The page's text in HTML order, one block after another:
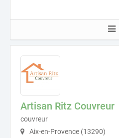
Artisan Ritz Couvreur
couvreur
Aix-en-Provence (13290)